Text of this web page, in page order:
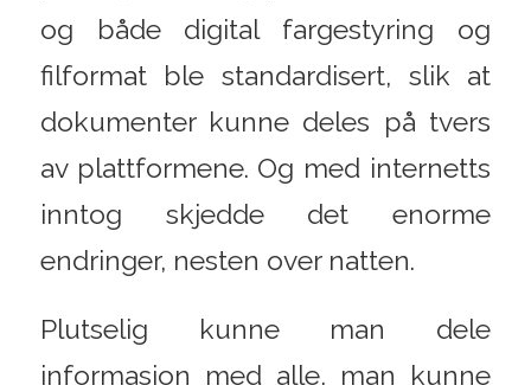
og både digital fargestyring og
filformat ble standardisert, slik at
dokumenter kunne deles på tvers
av plattformene. Og med internetts
inntog skjedde det enorme
endringer, nesten over natten.
Plutselig kunne man dele
informasjon med alle, man kunne